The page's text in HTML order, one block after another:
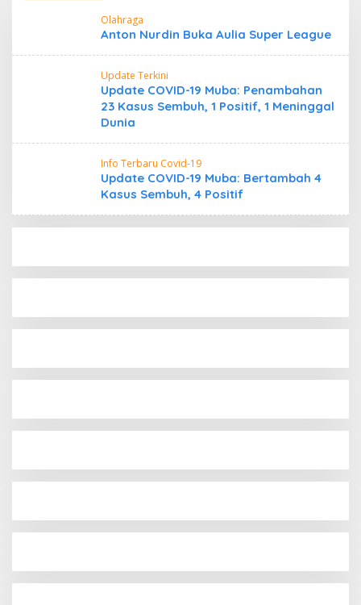
Olahraga
Anton Nurdin Buka Aulia Super League
Update Terkini
Update COVID-19 Muba: Penambahan
23 Kasus Sembuh, 1 Positif, 1 Meninggal
Dunia
Info Terbaru Covid-19
Update COVID-19 Muba: Bertambah 4
Kasus Sembuh, 4 Positif